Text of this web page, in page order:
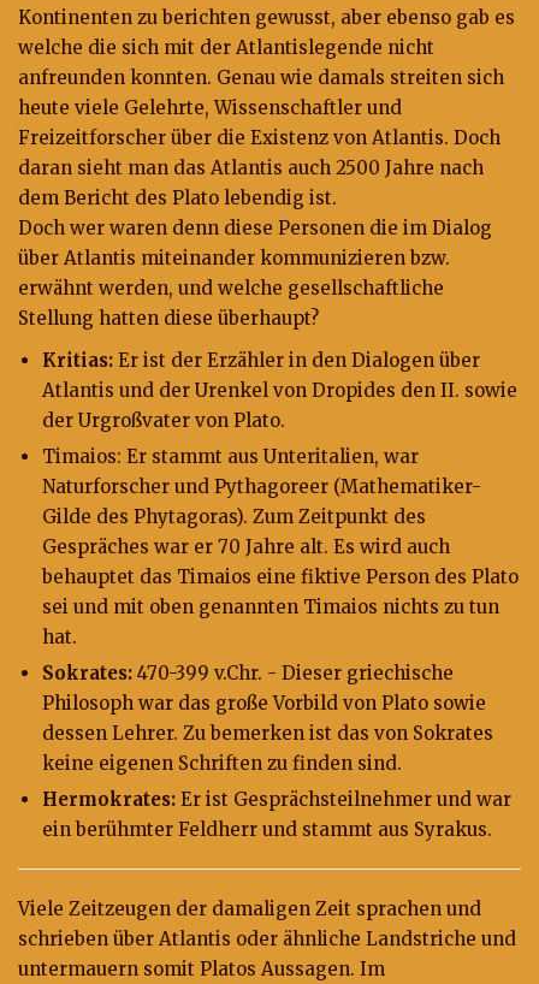
Kontinenten zu berichten gewusst, aber ebenso gab es
welche die sich mit der Atlantislegende nicht
anfreunden konnten. Genau wie damals streiten sich
heute viele Gelehrte, Wissenschaftler und
Freizeitforscher über die Existenz von Atlantis. Doch
daran sieht man das Atlantis auch 2500 Jahre nach
dem Bericht des Plato lebendig ist.
Doch wer waren denn diese Personen die im Dialog
über Atlantis miteinander kommunizieren bzw.
erwähnt werden, und welche gesellschaftliche
Stellung hatten diese überhaupt?
Kritias: Er ist der Erzähler in den Dialogen über
Atlantis und der Urenkel von Dropides den II. sowie
der Urgroßvater von Plato.
Timaios: Er stammt aus Unteritalien, war
Naturforscher und Pythagoreer (Mathematiker-
Gilde des Phytagoras). Zum Zeitpunkt des
Gespräches war er 70 Jahre alt. Es wird auch
behauptet das Timaios eine fiktive Person des Plato
sei und mit oben genannten Timaios nichts zu tun
hat.
Sokrates: 470-399 v.Chr. - Dieser griechische
Philosoph war das große Vorbild von Plato sowie
dessen Lehrer. Zu bemerken ist das von Sokrates
keine eigenen Schriften zu finden sind.
Hermokrates: Er ist Gesprächsteilnehmer und war
ein berühmter Feldherr und stammt aus Syrakus.
Viele Zeitzeugen der damaligen Zeit sprachen und
schrieben über Atlantis oder ähnliche Landstriche und
untermauern somit Platos Aussagen. Im